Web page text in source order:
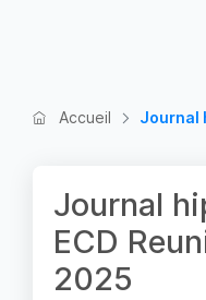
Accueil Journal
Journal
ECD
2025